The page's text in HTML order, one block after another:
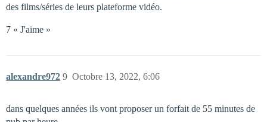
des films/séries de leurs plateforme vidéo.
7 « J'aime »
alexandre972 Octobre 13, 2022, 6:06
9
dans quelques années ils vont proposer un forfait de 55 minutes de